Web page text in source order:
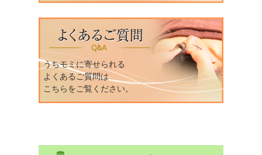
うちモミに寄せられる
よくあるご質問は
こちらをご覧ください。